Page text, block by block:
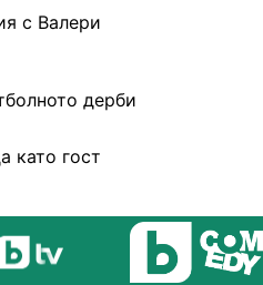
с Валери
дерби
като гост